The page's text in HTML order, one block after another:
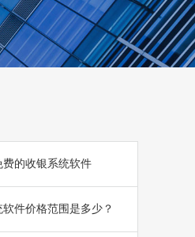
的收银系统软件
件价格范围是多少？